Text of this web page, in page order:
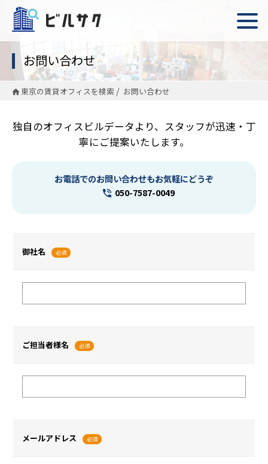
お問い合わせ
東京の賃貸オフィスを検索 お問い合わせ
独自のオフィスビルデータより、スタッフが迅速・丁
寧にご提案いたします。
お電話でのお問い合わせもお気軽にどうぞ
050-7587-0049
御社名 必須
ご担当者様名 必須
メールアドレス 必須